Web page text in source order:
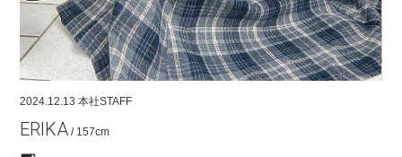
2024.12.13 本社STAFF
ERIKA / 157cm
CONTACT
RECRUIT
FOR BUSINESS PARTNER